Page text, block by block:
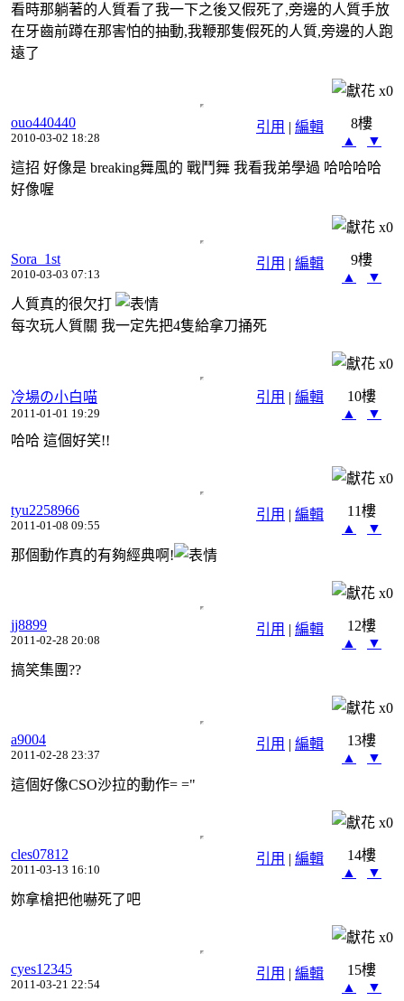
看時那躺著的人質看了我一下之後又假死了,旁邊的人質手放
在牙齒前蹲在那害怕的抽動,我鞭那隻假死的人質,旁邊的人跑
遠了
x0
引用 | 編輯
ouo440440
2010-03-02 18:28
8樓
▲
▼
這招 好像是 breaking舞風的 戰鬥舞 我看我弟學過 哈哈哈哈
好像喔
x0
引用 | 編輯
Sora_1st
2010-03-03 07:13
9樓
▲
▼
人質真的很欠打
每次玩人質關 我一定先把4隻給拿刀捅死
x0
引用 | 編輯
冷場の小白喵
2011-01-01 19:29
10樓
▲
▼
哈哈 這個好笑!!
x0
引用 | 編輯
tyu2258966
2011-01-08 09:55
11樓
▲
▼
那個動作真的有夠經典啊!
x0
引用 | 編輯
jj8899
2011-02-28 20:08
12樓
▲
▼
搞笑集團??
x0
引用 | 編輯
a9004
2011-02-28 23:37
13樓
▲
▼
這個好像CSO沙拉的動作= ="
x0
引用 | 編輯
cles07812
2011-03-13 16:10
14樓
▲
▼
妳拿槍把他嚇死了吧
x0
引用 | 編輯
cyes12345
2011-03-21 22:54
15樓
▲
▼